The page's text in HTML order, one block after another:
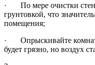
· По мере очистки стен
грунтовкой, что
помещения;
· Опрыскивайте
будет грязно, но воздух